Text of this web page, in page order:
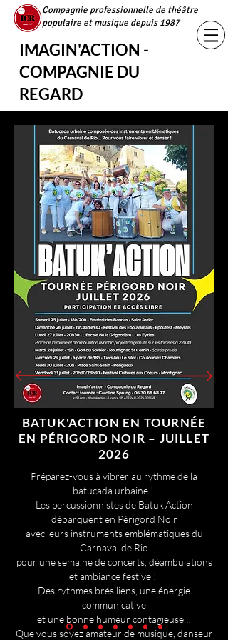
Compagnie professionnelle de théâtre
populaire et musique depuis 1987
IMAGIN'ACTION -
COMPAGNIE DU
REGARD
Je m'inscris à la newsletter
BATUK'ACTION EN TOURNÉE
EN PÉRIGORD NOIR – JUILLET
2026
Préparez-vous à vibrer au rythme de la
batucada urbaine !
Les percussionnistes de Batuk'Action
débarquent en Périgord Noir
avec leurs instruments emblématiques du
Carnaval de Rio
pour une semaine de concerts, déambulations
et ambiance festive !
Des rythmes brésiliens, une énergie
communicative
et une bonne humeur contagieuse…
Que vous soyez amateur de musique, danseur